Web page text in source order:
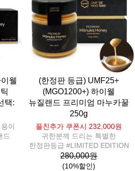
웰
택:
이
드
(한정판 등급) UMF25+
(MGO1200+) 하이웰
뉴질랜드 프리미엄 마누카꿀
250g
플친추가 쿠폰시 232,000원
귀한분께 드리는 특별한
한정판등급 #LIMITED EDITION
280,000원
(10%할인)